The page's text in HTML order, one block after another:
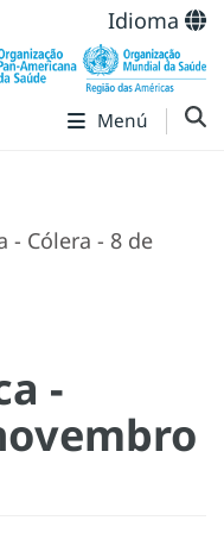
Idioma
Menú
- Cólera - 8 de
-